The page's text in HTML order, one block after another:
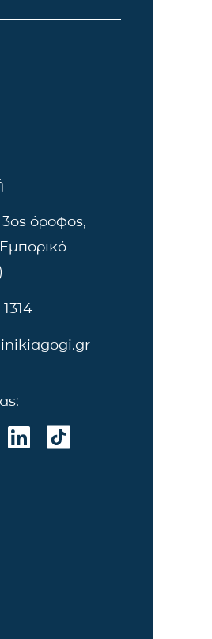
3ος όροφος,